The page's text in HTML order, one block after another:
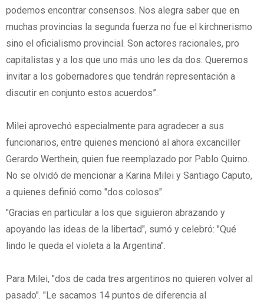
podemos encontrar consensos. Nos alegra saber que en
muchas provincias la segunda fuerza no fue el kirchnerismo
sino el oficialismo provincial. Son actores racionales, pro
capitalistas y a los que uno más uno les da dos. Queremos
invitar a los gobernadores que tendrán representación a
discutir en conjunto estos acuerdos”.
Milei aprovechó especialmente para agradecer a sus
funcionarios, entre quienes mencionó al ahora excanciller
Gerardo Werthein, quien fue reemplazado por Pablo Quirno.
No se olvidó de mencionar a Karina Milei y Santiago Caputo,
a quienes definió como "dos colosos".
"Gracias en particular a los que siguieron abrazando y
apoyando las ideas de la libertad", sumó y celebró: "Qué
lindo le queda el violeta a la Argentina".
Para Milei, "dos de cada tres argentinos no quieren volver al
pasado". "Le sacamos 14 puntos de diferencia al